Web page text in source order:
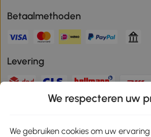
Betaalmethoden
Levering
Veilige betaling
We respecteren uw
We gebruiken cookies om uw